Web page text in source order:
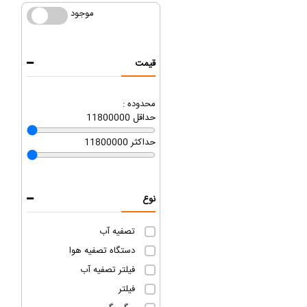
موجود موجود
قیمت
محدوده :
11800000 حداقل
11800000 حداکثر
نوع
تصفیه آب
دستگاه تصفیه هوا
فیلتر تصفیه آب
فیلتر